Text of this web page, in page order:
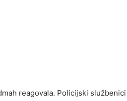
reagovala. Policijski službenici